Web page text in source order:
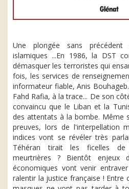
Une plongée sans
islamiques ...En 1986, la DST
démasquer les terroristes qui
fois, les services de
informateur fiable, Anis
Fahd Rafia, à la trace... De son
convaincu que le Liban et la
des attentats à la bombe. Même
preuves, lors de l'interpellation
indices vont se révéler très
Téhéran tirait les ficelles
meurtrières ? Bientôt enjeux
économiques vont venir
ralentir la justice française ! Entre